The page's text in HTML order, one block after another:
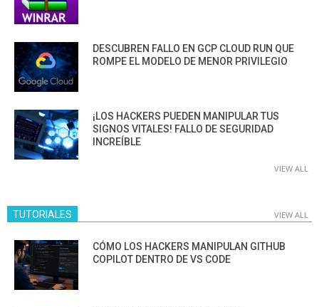
DESCUBREN FALLO EN GCP CLOUD RUN QUE
ROMPE EL MODELO DE MENOR PRIVILEGIO
¡LOS HACKERS PUEDEN MANIPULAR TUS
SIGNOS VITALES! FALLO DE SEGURIDAD
INCREÍBLE
VIEW ALL
TUTORIALES VIEW ALL
CÓMO LOS HACKERS MANIPULAN GITHUB
COPILOT DENTRO DE VS CODE